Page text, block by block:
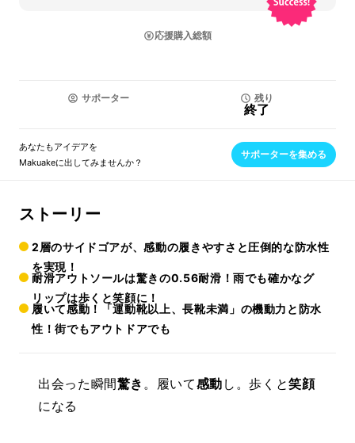
応援購入総額
サポーター 残り
終了
あなたもアイデアを
Makuakeに出してみませんか？
サポーターを集める
ストーリー
2層のサイドゴアが、感動の履きやすさと圧倒的な防水性
を実現！
耐滑アウトソールは驚きの0.56耐滑！雨でも確かなグ
リップは歩くと笑顔に！
履いて感動！「運動靴以上、長靴未満」の機動力と防水
性！街でもアウトドアでも
出会った瞬間驚き 。履いて感動 し。歩くと笑顔
になる